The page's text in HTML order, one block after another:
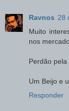
Ravnos 28
Muito
nos
Perdão
Um Beijo e
Responder